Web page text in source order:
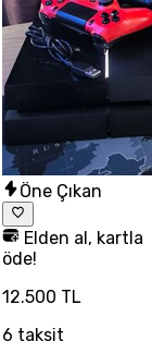
Öne Çıkan
Elden al, kartla
öde!
12.500 TL
6 taksit